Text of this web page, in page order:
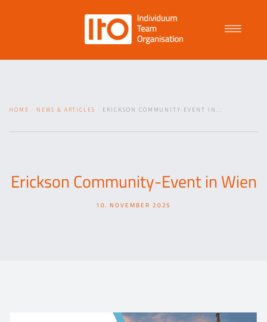
HOME NEWS & ARTICLES ERICKSON COMMUNITY-EVENT IN...
Erickson Community-Event in Wien
10. NOVEMBER 2025